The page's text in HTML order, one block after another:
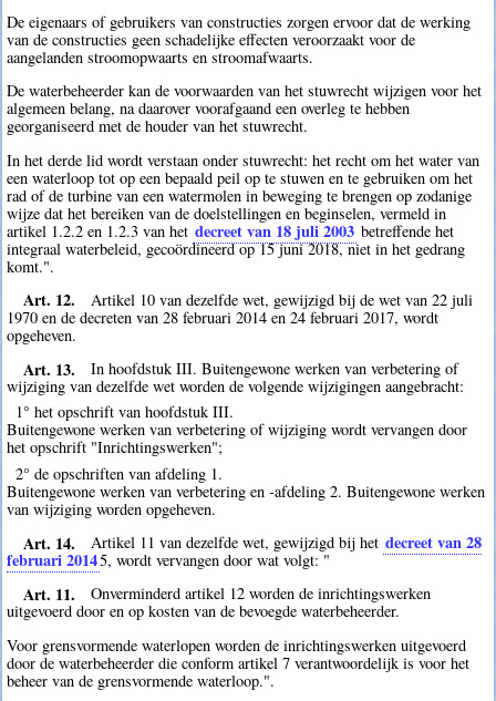
De eigenaars of gebruikers van constructies zorgen ervoor dat de werking
van de constructies geen schadelijke effecten veroorzaakt voor de
aangelanden stroomopwaarts en stroomafwaarts.
De waterbeheerder kan de voorwaarden van het stuwrecht wijzigen voor het
algemeen belang, na daarover voorafgaand een overleg te hebben
georganiseerd met de houder van het stuwrecht.
In het derde lid wordt verstaan onder stuwrecht: het recht om het water van
een waterloop tot op een bepaald peil op te stuwen en te gebruiken om het
rad of de turbine van een watermolen in beweging te brengen op zodanige
wijze dat het bereiken van de doelstellingen en beginselen, vermeld in
artikel 1.2.2 en 1.2.3 van het decreet van 18 juli 2003 betreffende het
integraal waterbeleid, gecoördineerd op 15 juni 2018, niet in het gedrang
komt.".
Art. 12.
Artikel 10 van dezelfde wet, gewijzigd bij de wet van 22 juli
1970 en de decreten van 28 februari 2014 en 24 februari 2017, wordt
opgeheven.
Art. 13.
In hoofdstuk III. Buitengewone werken van verbetering of
wijziging van dezelfde wet worden de volgende wijzigingen aangebracht:
1° het opschrift van hoofdstuk III.
Buitengewone werken van verbetering of wijziging wordt vervangen door
het opschrift "Inrichtingswerken";
2° de opschriften van afdeling 1.
Buitengewone werken van verbetering en -afdeling 2. Buitengewone werken
van wijziging worden opgeheven.
Art. 14. Artikel 11 van dezelfde wet, gewijzigd bij het decreet van 28
februari 20145, wordt vervangen door wat volgt: "
Art. 11.
Onverminderd artikel 12 worden de inrichtingswerken
uitgevoerd door en op kosten van de bevoegde waterbeheerder.
Voor grensvormende waterlopen worden de inrichtingswerken uitgevoerd
door de waterbeheerder die conform artikel 7 verantwoordelijk is voor het
beheer van de grensvormende waterloop.".